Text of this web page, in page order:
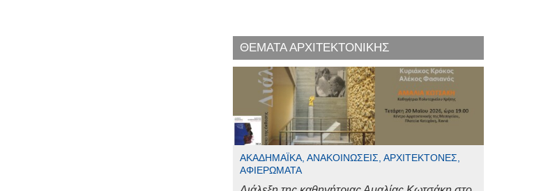
ΘΕΜΑΤΑ ΑΡΧΙΤΕΚΤΟΝΙΚΗΣ
ΑΚΑΔΗΜΑΪΚΆ, ΑΝΑΚΟΙΝΏΣΕΙΣ, ΑΡΧΙΤΈΚΤΟΝΕΣ,
ΑΦΙΕΡΏΜΑΤΑ